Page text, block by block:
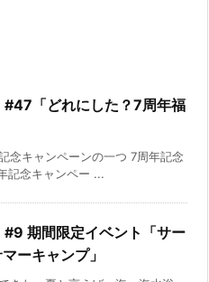
#47「どれにした？7周年福
念キャンペーンの一つ 7周年記念
記念キャンペー ...
#9 期間限定イベント「サー
ーキャンプ」